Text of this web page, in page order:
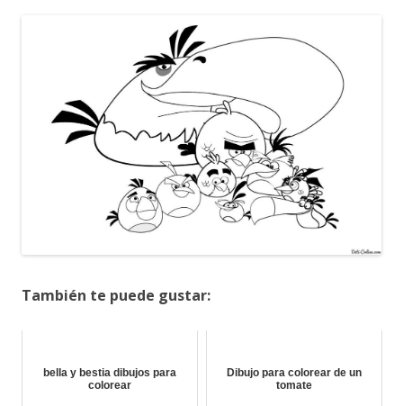
También te puede gustar:
bella y bestia dibujos para
colorear
Dibujo para colorear de un
tomate